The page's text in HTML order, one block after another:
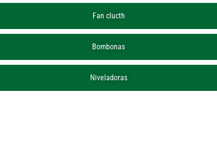
Fan clucth
Bombonas
Niveladoras